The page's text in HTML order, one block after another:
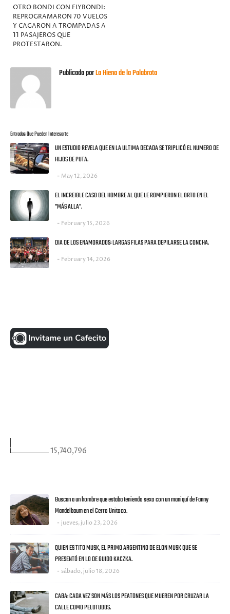
OTRO BONDI CON FLYBONDI:
REPROGRAMARON 70 VUELOS
Y CAGARON A TROMPADAS A
11 PASAJEROS QUE
PROTESTARON.
Publicado porLa Hiena de la Palabrota
Entradas Que Pueden Interesarte
UN ESTUDIO REVELA QUE EN LA ULTIMA DECADA SE TRIPLICÓ EL NUMERO DE
HIJOS DE PUTA.
May 12, 2026
EL INCREIBLE CASO DEL HOMBRE AL QUE LE ROMPIERON EL ORTO EN EL
"MÁS ALLA".
February 15, 2026
DIA DE LOS ENAMORADOS: LARGAS FILAS PARA DEPILARSE LA CONCHA.
February 14, 2026
15,740,796
Buscan a un hombre que estaba teniendo sexo con un maniquí de Fanny
Mandelbaum en el Cerro Unitoco.
jueves, julio 23, 2026
QUIEN ES TITO MUSK, EL PRIMO ARGENTINO DE ELON MUSK QUE SE
PRESENTÓ EN LO DE GUIDO KACZKA.
sábado, julio 18, 2026
CABA: CADA VEZ SON MÁS LOS PEATONES QUE MUEREN POR CRUZAR LA
CALLE COMO PELOTUDOS.